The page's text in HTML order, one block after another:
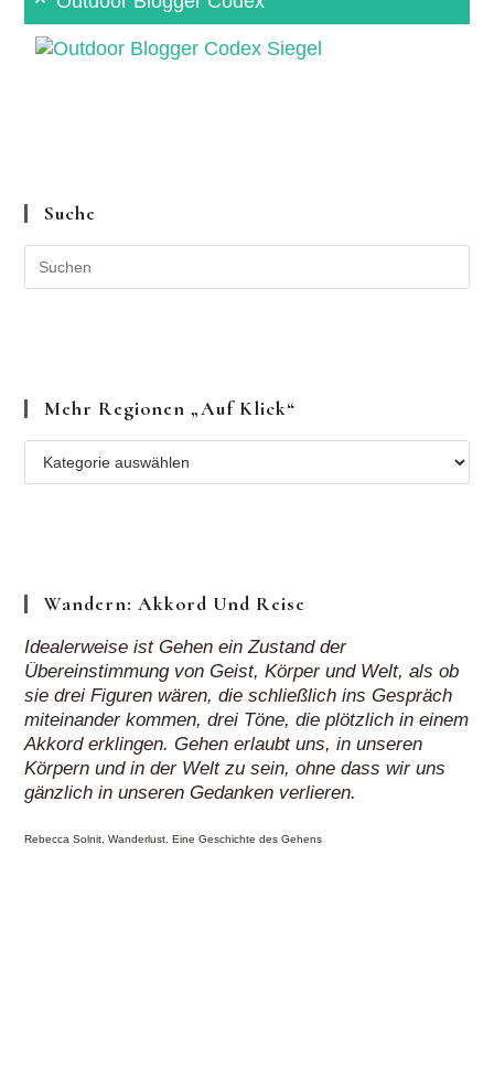
Suche
Mehr Regionen „auf Klick“
Regionen
Wandern: Akkord Und Reise
Idealerweise ist Gehen ein Zustand der
Übereinstimmung von Geist, Körper und Welt, als ob
sie drei Figuren wären, die schließlich ins Gespräch
miteinander kommen, drei Töne, die plötzlich in einem
Akkord erklingen. Gehen erlaubt uns, in unseren
Körpern und in der Welt zu sein, ohne dass wir uns
gänzlich in unseren Gedanken verlieren.
Rebecca Solnit, Wanderlust. Eine Geschichte des Gehens